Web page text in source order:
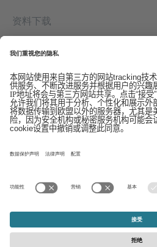
资料下载
版本信息
举报系统
条款